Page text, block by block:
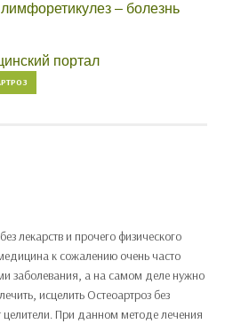
– болезнь
портал
лекарств и прочего физического
к сожалению очень часто
заболевания, а на самом деле нужно
исцелить Остеоартроз без
целители. При данном методе лечения